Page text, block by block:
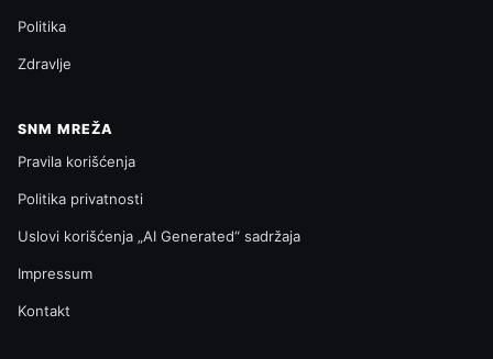
Politika
Zdravlje
SNM MREŽA
Pravila korišćenja
Politika privatnosti
Uslovi korišćenja „AI Generated“ sadržaja
Impressum
Kontakt